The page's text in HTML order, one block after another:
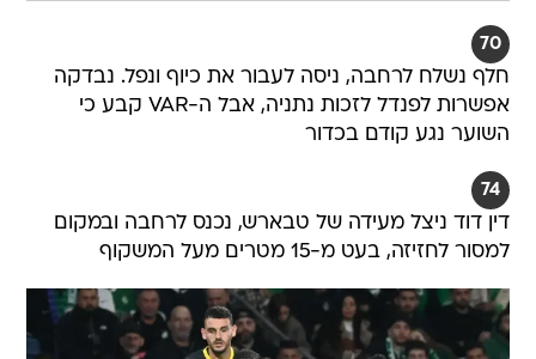
70
חלף נשלח לרחבה, ניסה לעבור את כיוף ונפל. נבדקה
אפשרות לפנדל לזכות נתניה, אבל ה-VAR קבע כי
השוער נגע קודם בכדור
74
דין דוד ניצל מעידה של טבארש, נכנס לרחבה ובמקום
למסור לחזיזה, בעט מ-15 מטרים מעל המשקוף